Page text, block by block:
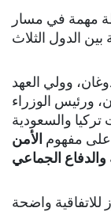
مهمة في مسار
وولي العهد
ورئيس الوزراء
والسعودية
على مفهوم الأمن
الجماعي